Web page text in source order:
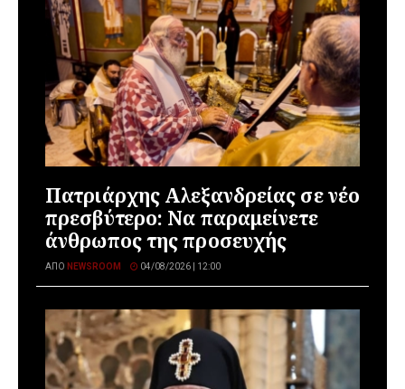
Πατριάρχης Αλεξανδρείας σε νέο
πρεσβύτερο: Να παραμείνετε
άνθρωπος της προσευχής
ΑΠΌ NEWSROOM 04/08/2026 | 12:00